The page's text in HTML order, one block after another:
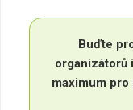
Buďte
organizátorů
maximum